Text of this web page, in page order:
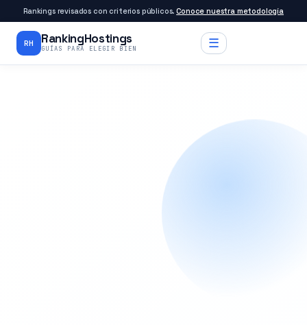
Rankings revisados con criterios públicos.Conoce nuestra metodología
RH RankingHostings
GUÍAS PARA ELEGIR BIEN ☰